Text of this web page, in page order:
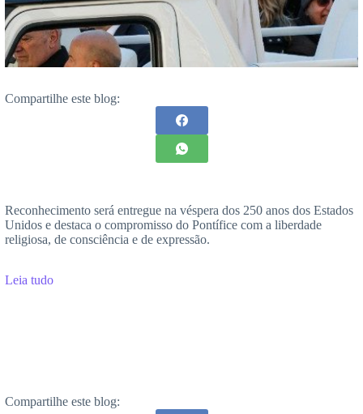
Compartilhe este blog:
Reconhecimento será entregue na véspera dos 250 anos dos Estados
Unidos e destaca o compromisso do Pontífice com a liberdade
religiosa, de consciência e de expressão.
Leia tudo
Compartilhe este blog: